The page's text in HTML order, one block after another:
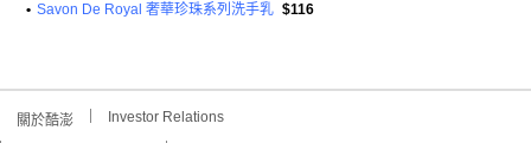
• Savon De Royal 奢華珍珠系列洗手乳 $116
關於酷澎 Investor Relations